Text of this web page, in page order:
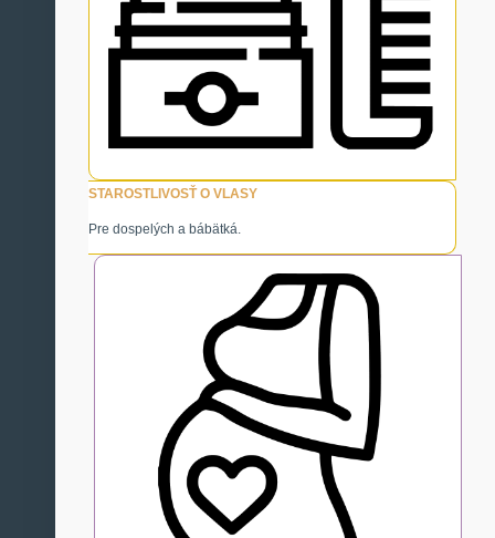
STAROSTLIVOSŤ O VLASY
Pre dospelých a bábätká.